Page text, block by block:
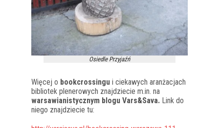
Osiedle Przyjaźń
Więcej o bookcrossingu i ciekawych aranżacjach
bibliotek plenerowych znajdziecie m.in. na
warsawianistycznym blogu Vars&Sava. Link do
niego znajdziecie tu: